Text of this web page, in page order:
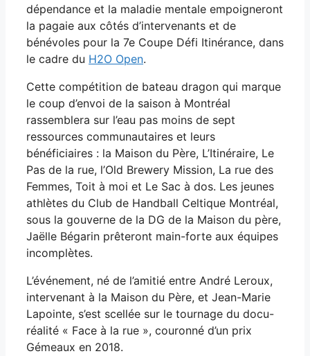
dépendance et la maladie mentale empoigneront
la pagaie aux côtés d’intervenants et de
bénévoles pour la 7e Coupe Défi Itinérance, dans
le cadre du H2O Open.
Cette compétition de bateau dragon qui marque
le coup d’envoi de la saison à Montréal
rassemblera sur l’eau pas moins de sept
ressources communautaires et leurs
bénéficiaires : la Maison du Père, L’Itinéraire, Le
Pas de la rue, l’Old Brewery Mission, La rue des
Femmes, Toit à moi et Le Sac à dos. Les jeunes
athlètes du Club de Handball Celtique Montréal,
sous la gouverne de la DG de la Maison du père,
Jaëlle Bégarin prêteront main-forte aux équipes
incomplètes.
L’événement, né de l’amitié entre André Leroux,
intervenant à la Maison du Père, et Jean-Marie
Lapointe, s’est scellée sur le tournage du docu-
réalité « Face à la rue », couronné d’un prix
Gémeaux en 2018.